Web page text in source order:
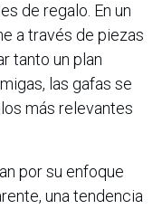
de regalo. En un
a través de piezas
tanto un plan
las gafas se
más relevantes
por su enfoque
una tendencia